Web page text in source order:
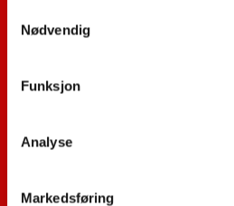
Nødvendig
Funksjon
Analyse
Markedsføring